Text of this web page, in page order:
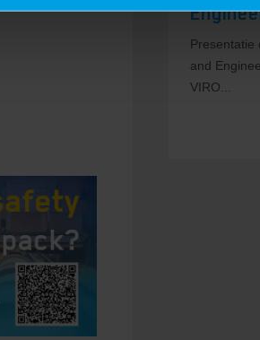
Presentatie
and
VIRO...